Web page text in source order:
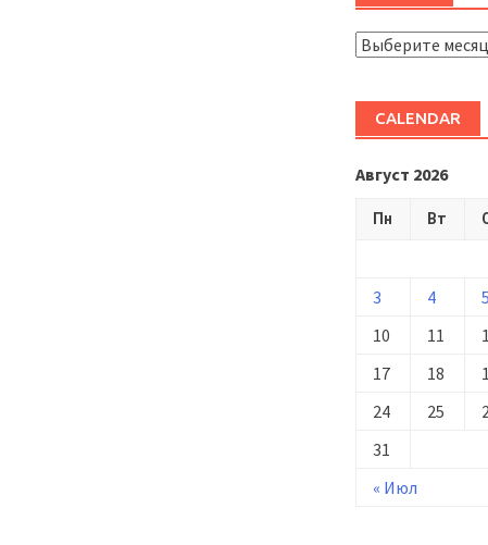
ARHIVĂ
CALENDAR
Август 2026
Пн Вт
« Июл
3
4 5
10
11
17
18
24
25
31